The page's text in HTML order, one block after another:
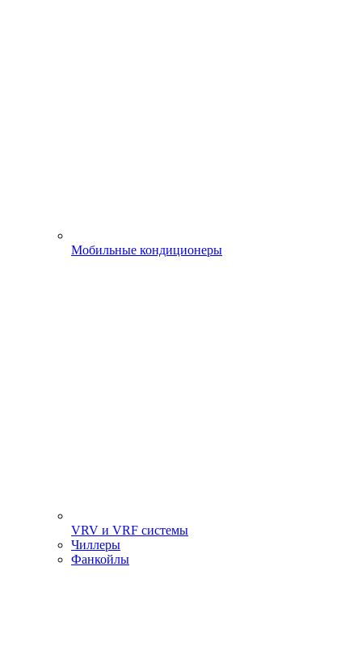
Мобильные кондиционеры
VRV и VRF системы
Чиллеры
Фанкойлы